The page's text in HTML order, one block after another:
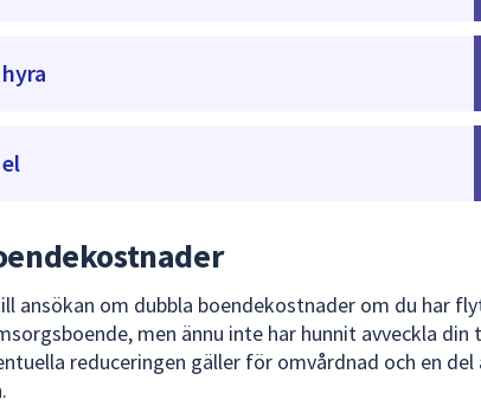
ansökan om dubbla boendekostnader om du har
men ännu inte har hunnit avveckla din
reduceringen gäller för omvårdnad och en del